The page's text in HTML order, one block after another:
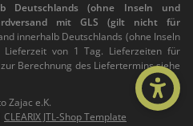
Deutschlands (ohne Inseln und
mit GLS (gilt nicht für
innerhalb Deutschlands (ohne Inseln
Lieferzeit von 1 Tag. Lieferzeiten für
Berechnung des Liefertermins siehe
Zajac e.K.
CLEARIX JTL-Shop Template